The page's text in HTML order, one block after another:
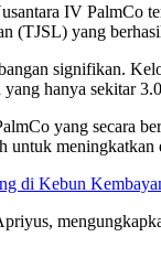
IV PalmCo
yang
signifikan.
hanya sekitar
yang secara
untuk meningkatkan
di Kebun